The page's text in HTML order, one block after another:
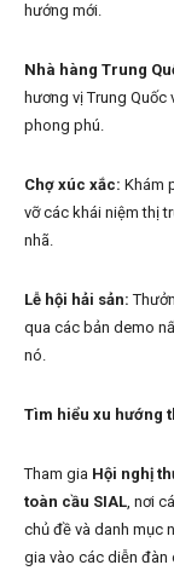
hướng mới.
Nhà hàng Trung
hương vị Trung Quốc
phong phú.
Chợ xúc xắc: Khám
vỡ các khái niệm thị
nhã.
Lễ hội hải sản:
qua các bản demo
nó.
Tìm hiểu xu hướng
Tham gia Hội nghị
toàn cầu SIAL, nơi
chủ đề và danh mục
gia vào các diễn đàn